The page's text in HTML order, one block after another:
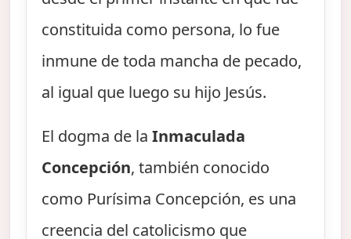
constituida como persona, lo fue
inmune de toda mancha de pecado,
al igual que luego su hijo Jesús.
El dogma de laInmaculada
Concepción, también conocido
como Purísima Concepción, es una
creencia del catolicismo que